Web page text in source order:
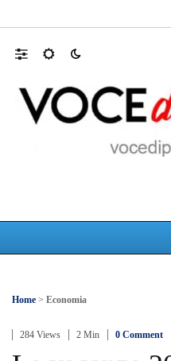
Home > Economia
284 Views 2 Min 0 Comment